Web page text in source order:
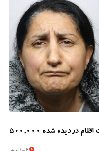
دزد سریالی که با درخواست بازپرداخت اقلام دزدیده شده 500,000